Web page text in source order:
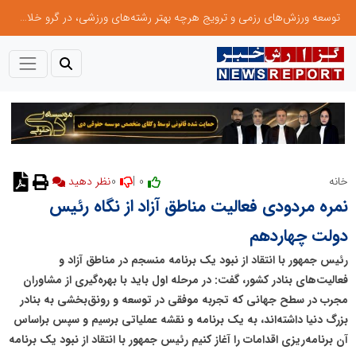
توسعه ورزش‌های رزمی و ترویج هرچه بهتر رشته‌های ورزشی، در گرو خلاقیت و نوآوری است
خانه نظر دهید
نمره مردودی فعالیت مناطق آزاد از نگاه رئیس
دولت چهاردهم
رئیس جمهور با انتقاد از نبود یک برنامه منسجم در مناطق آزاد و
فعالیت‌های بنادر کشور، گفت: در مرحله اول باید با بهره‌گیری از مشاوران
مجرب در سطح جهانی که تجربه موفقی در توسعه و رونق‌بخشی به بنادر
بزرگ دنیا داشته‌اند، به یک برنامه و نقشه عملیاتی برسیم و سپس براساس
آن برنامه‌ریزی اقدامات را آغاز کنیم رئیس جمهور با انتقاد از نبود یک برنامه